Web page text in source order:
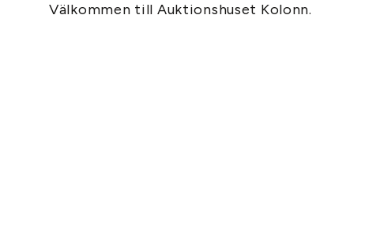
Välkommen till Auktionshuset Kolonn.